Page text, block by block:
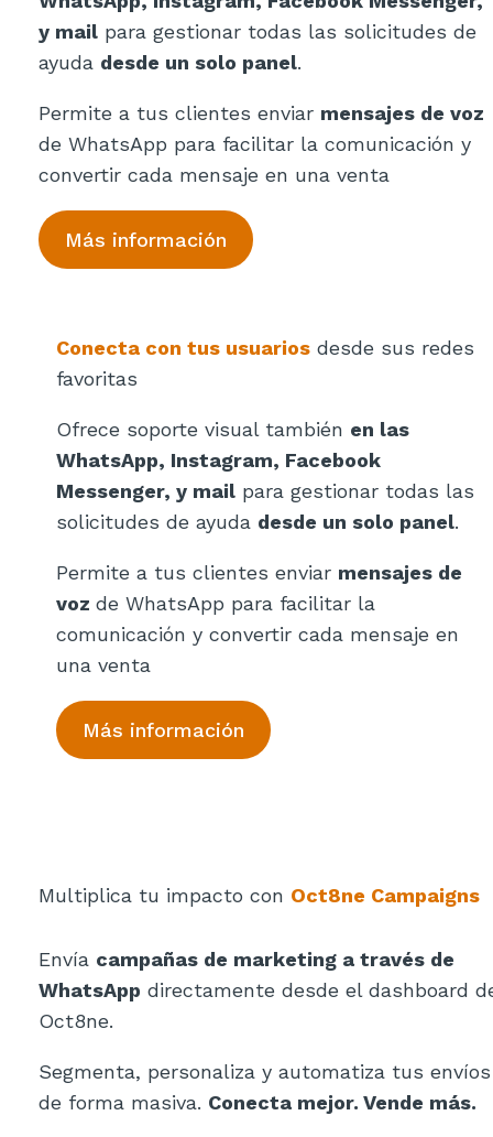
y mail para gestionar todas las solicitudes de
ayuda desde un solo panel.
Permite a tus clientes enviar mensajes de voz
de WhatsApp para facilitar la comunicación y
convertir cada mensaje en una venta
Más información
Conecta con tus usuarios desde sus redes
favoritas
Ofrece soporte visual también en las
WhatsApp, Instagram, Facebook
Messenger, y mail para gestionar todas las
solicitudes de ayuda desde un solo panel.
Permite a tus clientes enviar mensajes de
voz de WhatsApp para facilitar la
comunicación y convertir cada mensaje en
una venta
Más información
Multiplica tu impacto con Oct8ne Campaigns
Envía campañas de marketing a través de
WhatsApp directamente desde el dashboard
Oct8ne.
Segmenta, personaliza y automatiza tus envíos
de forma masiva. Conecta mejor. Vende más.